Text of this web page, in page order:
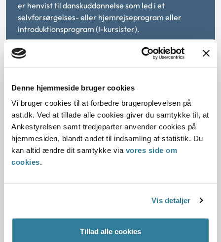
Denne hjemmeside bruger cookies
Vi bruger cookies til at forbedre brugeroplevelsen på
ast.dk. Ved at tillade alle cookies giver du samtykke til, at
Ankestyrelsen samt tredjeparter anvender cookies på
hjemmesiden, blandt andet til indsamling af statistik. Du
kan altid ændre dit samtykke via vores side om
cookies.
Vis detaljer
Tillad alle cookies
er henvist til danskuddannelse som led i et
selvforsørgelses- eller hjemrejseprogram eller
introduktionsprogram (I-kursister).
Datagrundlaget består af:
fravær fra 2014 til 2018 præsenteres
En spørgeskemaundersøgelse blandt seks
kommuner og seks sprogcentre
Fokusgruppeinterview med seks kommuner og
seks sprogcentre
Tilmeld dig nyhedsbrev